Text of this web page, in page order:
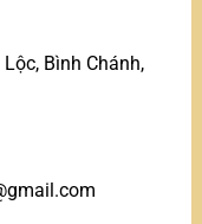
Bình Chánh,